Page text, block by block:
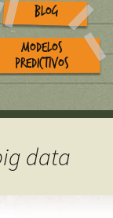
BLOG
MODELOS
PREDICTIVOS
data